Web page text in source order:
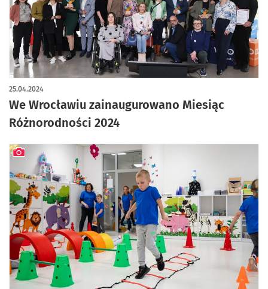
We Wrocławiu zainaugurowano Miesiąc
Różnorodności 2024
25.04.2024